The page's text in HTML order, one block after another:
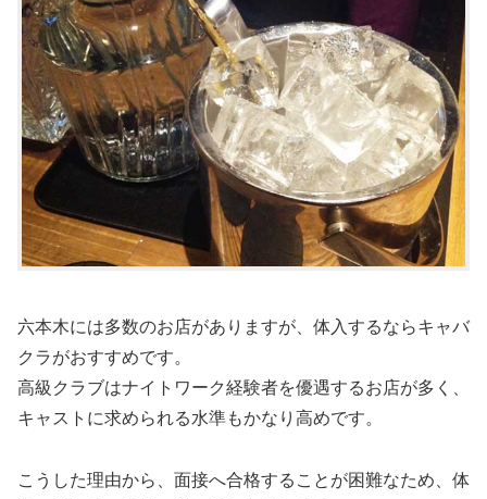
六本木には多数のお店がありますが、体入するならキャバ
クラがおすすめです。
高級クラブはナイトワーク経験者を優遇するお店が多く、
キャストに求められる水準もかなり高めです。
こうした理由から、面接へ合格することが困難なため、体